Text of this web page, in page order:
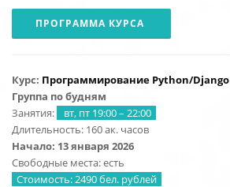
ПРОГРАММА КУРСА
Курс: Программирование Python/Django
Группа по будням
Занятия:
вт, пт 19:00 – 22:00
Длительность: 160 ак. часов
Начало: 13 января 2026
Свободные места: есть
Стоимость: 2490 бел. рублей